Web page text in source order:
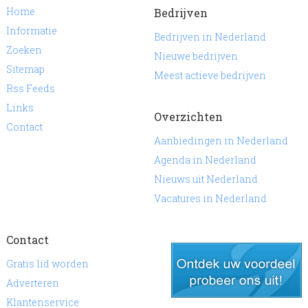
Home
Informatie
Zoeken
Sitemap
Rss Feeds
Links
Contact
Bedrijven
Bedrijven in Nederland
Nieuwe bedrijven
Meest actieve bedrijven
Overzichten
Aanbiedingen in Nederland
Agenda in Nederland
Nieuws uit Nederland
Vacatures in Nederland
Contact
Gratis lid worden
Adverteren
Klantenservice